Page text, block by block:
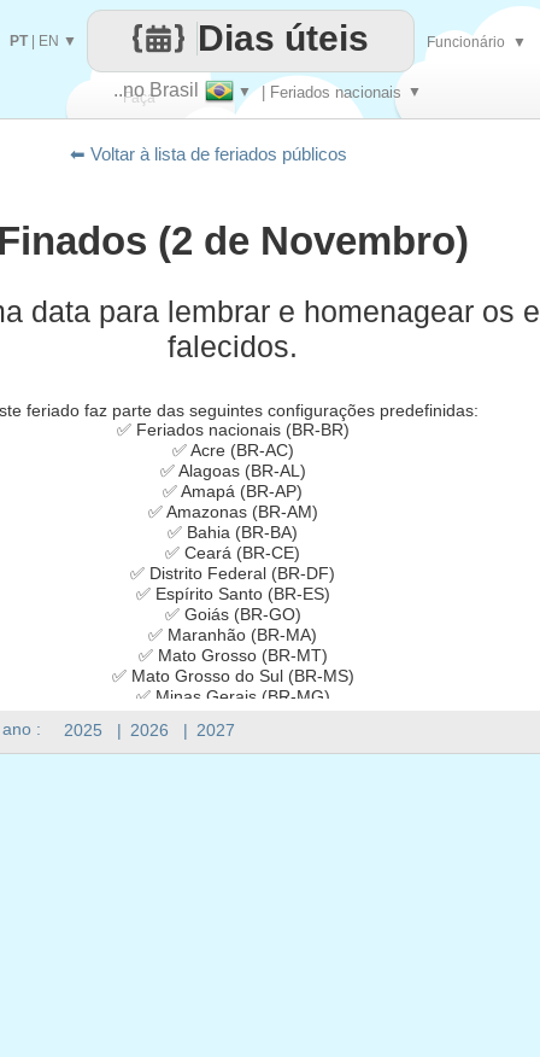
Faça
..no Brasil ▼ | Feriados nacionais ▼
Dias úteis
PT| EN ▼ Funcionário ▼
: 2025 | 2026 | 2027
⬅ Voltar à lista de feriados públicos
(2 de Novembro)
data para lembrar e homenagear os
falecidos.
feriado faz parte das seguintes configurações predefinidas:
✅ Feriados nacionais (BR-BR)
✅ Acre (BR-AC)
✅ Alagoas (BR-AL)
✅ Amapá (BR-AP)
✅ Amazonas (BR-AM)
✅ Bahia (BR-BA)
✅ Ceará (BR-CE)
✅ Distrito Federal (BR-DF)
✅ Espírito Santo (BR-ES)
✅ Goiás (BR-GO)
✅ Maranhão (BR-MA)
✅ Mato Grosso (BR-MT)
✅ Mato Grosso do Sul (BR-MS)
✅ Minas Gerais (BR-MG)
✅ Paraíba (BR-PB)
✅ Paraná (BR-PR)